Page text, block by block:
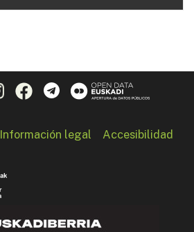
Información legal Accesibilidad